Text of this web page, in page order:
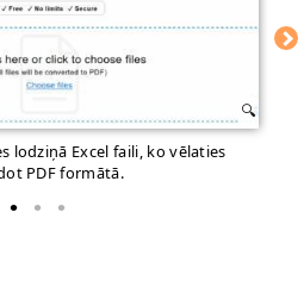
lodziņā Excel faili, ko vēlaties
PDF formātā.